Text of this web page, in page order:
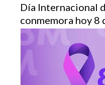
Día Internacional
conmemora hoy 8